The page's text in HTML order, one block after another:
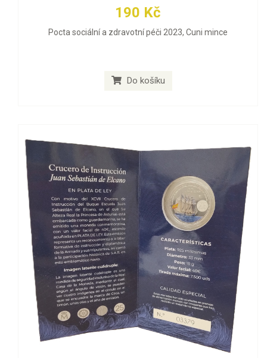
190 Kč
Pocta sociální a zdravotní péči 2023, Cuni mince
Do košíku